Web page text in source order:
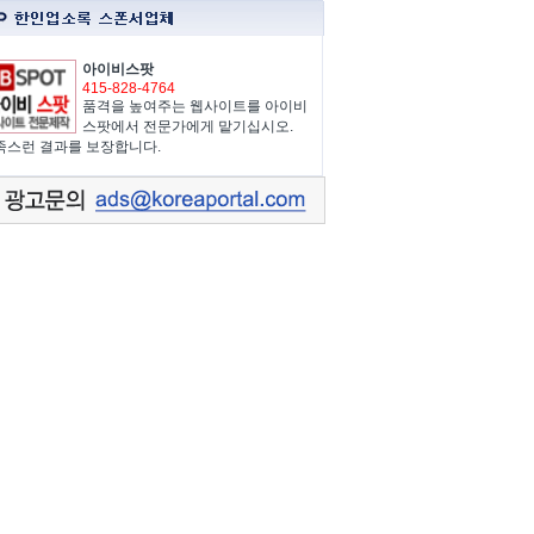
아이비스팟
415-828-4764
품격을 높여주는 웹사이트를 아이비
스팟에서 전문가에게 맡기십시오.
스런 결과를 보장합니다.